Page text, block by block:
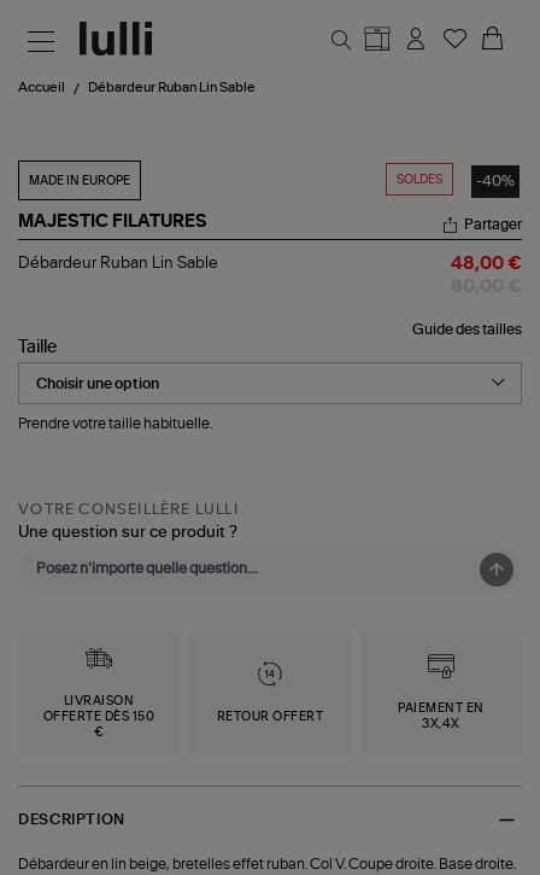
Accueil Débardeur Ruban Lin Sable
SOLDES -40%
MADE IN EUROPE
MAJESTIC FILATURES
Débardeur
Partager
Débardeur Ruban Lin Sable 48,00 €
Guide des tailles
Taille
Prendre votre taille habituelle.
VOTRE CONSEILLÈRE LULLI
Une question sur ce produit ?
LIVRAISON
OFFERTE DÈS 150
€
RETOUR OFFERT
PAIEMENT EN
3X,4X
DESCRIPTION
Débardeur en lin beige, bretelles effet ruban. Col V. Coupe droite. Base droite.